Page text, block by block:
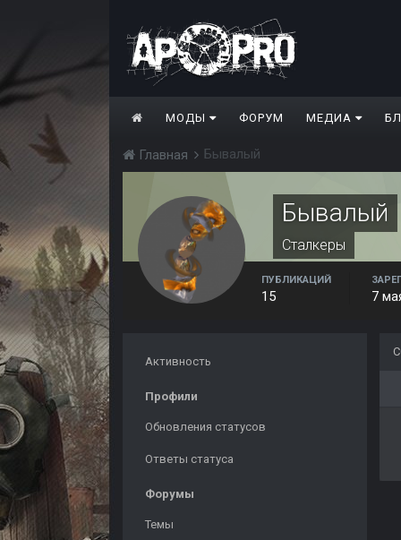
МОДЫ ФОРУМ МЕДИА
Главная Бывалый
Бывалый
Сталкеры
ПУБЛИКАЦИЙ
15 7
Активность
Профили
Обновления статусов
Ответы статуса
Форумы
Темы